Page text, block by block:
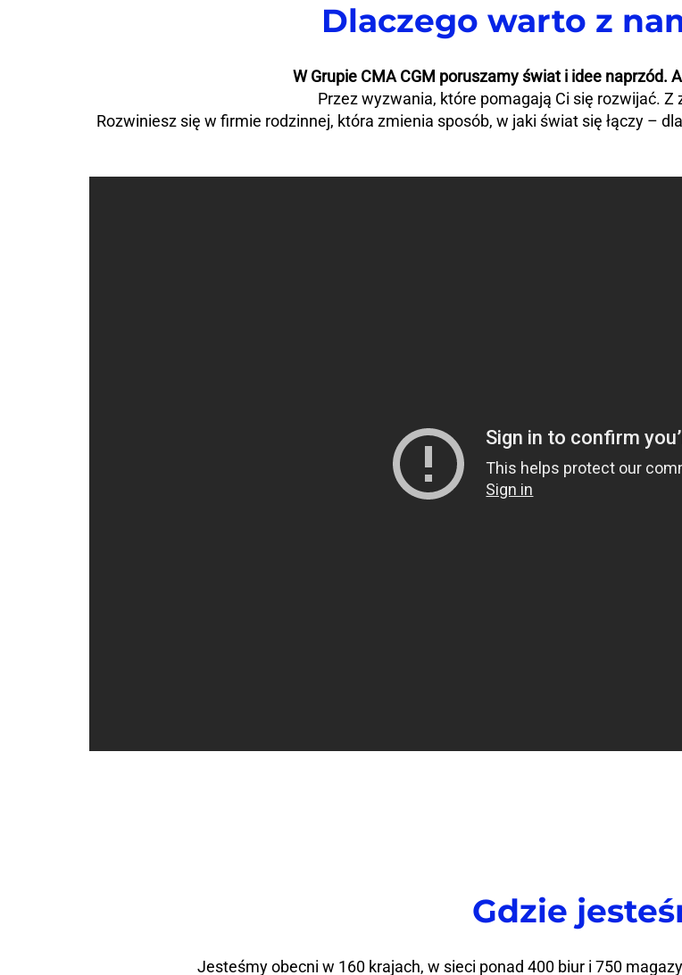
Dlaczego warto z
W Grupie CMA CGM poruszamy świat i idee naprzód.
Przez wyzwania, które pomagają Ci się rozwijać. Z
Rozwiniesz się w firmie rodzinnej, która zmienia sposób, w jaki świat się łączy –
Gdzie
Jesteśmy obecni w 160 krajach, w sieci ponad 400 biur i 750